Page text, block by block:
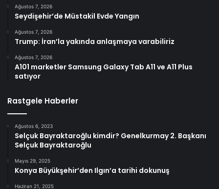
Ağustos 7, 2026
Seydişehir’de Müstakil Evde Yangın
Ağustos 7, 2026
Trump: İran’la yakında anlaşmaya varabiliriz
Ağustos 7, 2026
A101 marketler Samsung Galaxy Tab A11 ve A11 Plus
satıyor
Rastgele Haberler
Ağustos 6, 2023
Selçuk Bayraktaroğlu kimdir? Genelkurmay 2. Başkanı
Selçuk Bayraktaroğlu
Mayıs 29, 2025
Konya Büyükşehir’den Ilgın’a tarihi dokunuş
Haziran 21, 2025